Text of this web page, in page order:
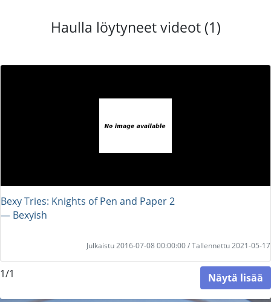
Haulla löytyneet videot (1)
Bexy Tries: Knights of Pen and Paper 2
― Bexyish
Julkaistu 2016-07-08 00:00:00 / Tallennettu 2021-05-17
1/1 Näytä lisää